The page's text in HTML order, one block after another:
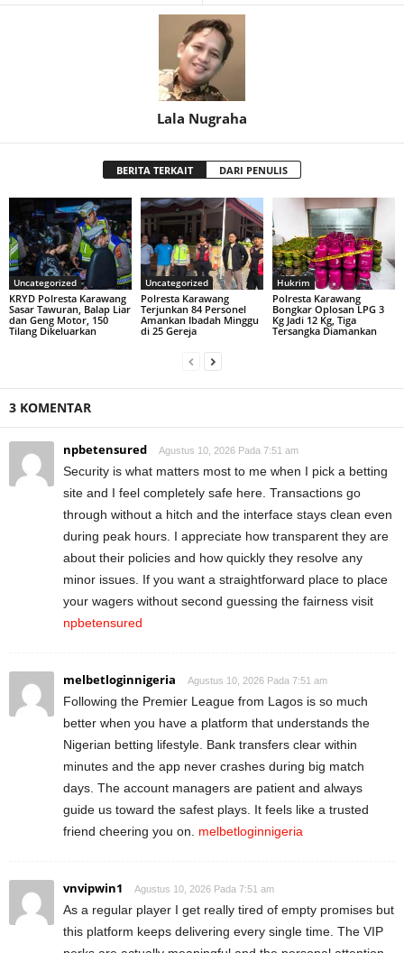
Lala Nugraha
BERITA TERKAIT DARI PENULIS
Uncategorized
KRYD Polresta Karawang
Sasar Tawuran, Balap Liar
dan Geng Motor, 150
Tilang Dikeluarkan
Uncategorized
Polresta Karawang
Terjunkan 84 Personel
Amankan Ibadah Minggu
di 25 Gereja
Hukrim
Polresta Karawang
Bongkar Oplosan LPG 3
Kg Jadi 12 Kg, Tiga
Tersangka Diamankan
3 KOMENTAR
npbetensured Agustus 10, 2026 Pada 7:51 am
Security is what matters most to me when I pick a betting
site and I feel completely safe here. Transactions go
through without a hitch and the interface stays clean even
during peak hours. I appreciate how transparent they are
about their policies and how quickly they resolve any
minor issues. If you want a straightforward place to place
your wagers without second guessing the fairness visit
npbetensured
melbetloginnigeria Agustus 10, 2026 Pada 7:51 am
Following the Premier League from Lagos is so much
better when you have a platform that understands the
Nigerian betting lifestyle. Bank transfers clear within
minutes and the app never crashes during big match
days. The account managers are patient and always
guide us toward the safest plays. It feels like a trusted
friend cheering you on. melbetloginnigeria
vnvipwin1 Agustus 10, 2026 Pada 7:51 am
As a regular player I get really tired of empty promises but
this platform keeps delivering every single time. The VIP